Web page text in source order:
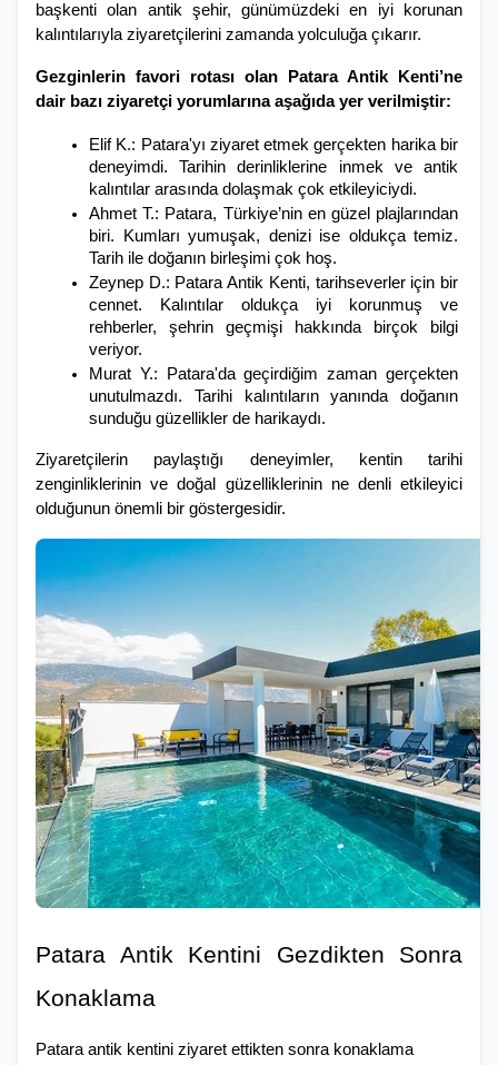
başkenti olan antik şehir, günümüzdeki en iyi korunan
kalıntılarıyla ziyaretçilerini zamanda yolculuğa çıkarır.
Gezginlerin favori rotası olan Patara Antik Kenti’ne
dair bazı ziyaretçi yorumlarına aşağıda yer verilmiştir:
Elif K.: Patara'yı ziyaret etmek gerçekten harika bir
deneyimdi. Tarihin derinliklerine inmek ve antik
kalıntılar arasında dolaşmak çok etkileyiciydi.
Ahmet T.: Patara, Türkiye’nin en güzel plajlarından
biri. Kumları yumuşak, denizi ise oldukça temiz.
Tarih ile doğanın birleşimi çok hoş.
Zeynep D.: Patara Antik Kenti, tarihseverler için bir
cennet. Kalıntılar oldukça iyi korunmuş ve
rehberler, şehrin geçmişi hakkında birçok bilgi
veriyor.
Murat Y.: Patara'da geçirdiğim zaman gerçekten
unutulmazdı. Tarihi kalıntıların yanında doğanın
sunduğu güzellikler de harikaydı.
Ziyaretçilerin paylaştığı deneyimler, kentin tarihi
zenginliklerinin ve doğal güzelliklerinin ne denli etkileyici
olduğunun önemli bir göstergesidir.
Patara Antik Kentini Gezdikten Sonra
Konaklama
Patara antik kentini ziyaret ettikten sonra konaklama